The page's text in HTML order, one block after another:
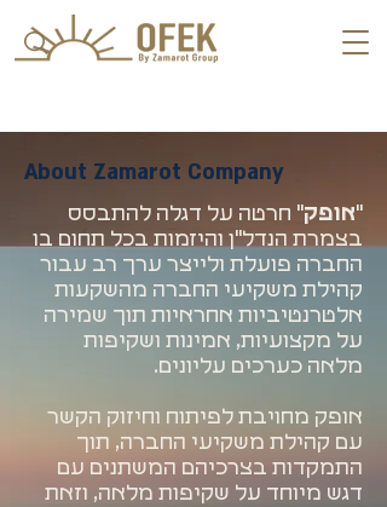
About Zamarot Company
"אופק" חרטה על דגלה להתבסס
בצמרת הנדל"ן והיזמות בכל תחום בו
החברה פועלת ולייצר ערך רב עבור
קהילת משקיעי החברה מהשקעות
אלטרנטיביות אחראיות תוך שמירה
על מקצועיות, אמינות ושקיפות
מלאה כערכים עליונים.
אופק מחויבת לפיתוח וחיזוק הקשר
עם קהילת משקיעי החברה, תוך
התמקדות בצרכיהם המשתנים עם
דגש מיוחד על שקיפות מלאה, וזאת